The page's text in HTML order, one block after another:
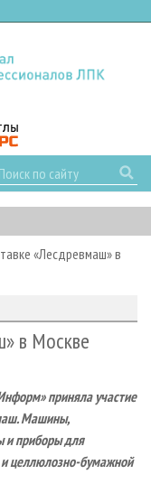
«Лесдревмаш» в
в Москве
приняла участие
Машины,
и приборы для
целлюлозно-бумажной